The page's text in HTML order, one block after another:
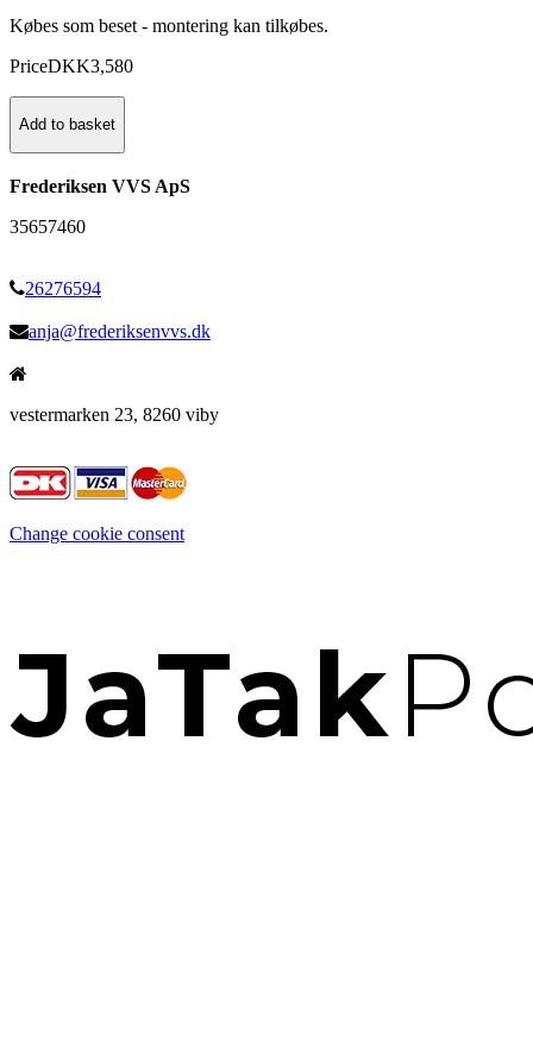
Købes som beset - montering kan tilkøbes.
PriceDKK3,580
Add to basket
Frederiksen VVS ApS
35657460
26276594
anja@frederiksenvvs.dk
vestermarken 23, 8260 viby
Change cookie consent